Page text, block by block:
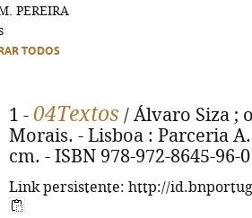
PEREIRA
TODOS
1 - 04Textos / Álvaro Siza ;
Morais. - Lisboa : Parceria
cm. - ISBN 978-972-8645-96-0
Link persistente: http://